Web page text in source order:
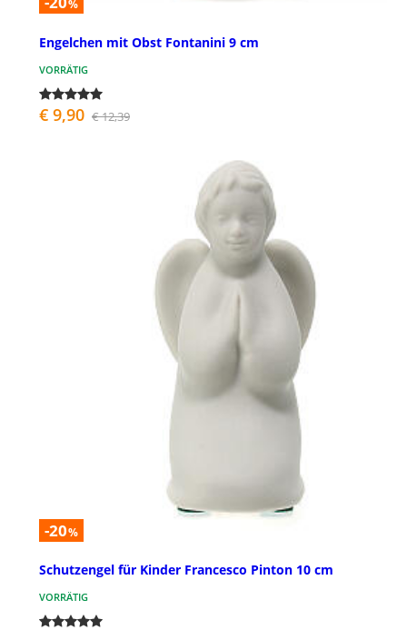
%
Engelchen mit Obst Fontanini 9 cm
VORRÄTIG
€ 9,90 € 12,39
-20%
Schutzengel für Kinder Francesco Pinton 10 cm
VORRÄTIG